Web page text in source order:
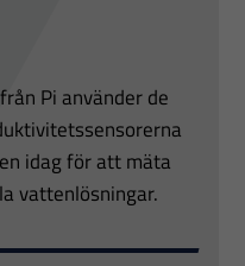
Pi använder de
idag för att mäta
vattenlösningar.